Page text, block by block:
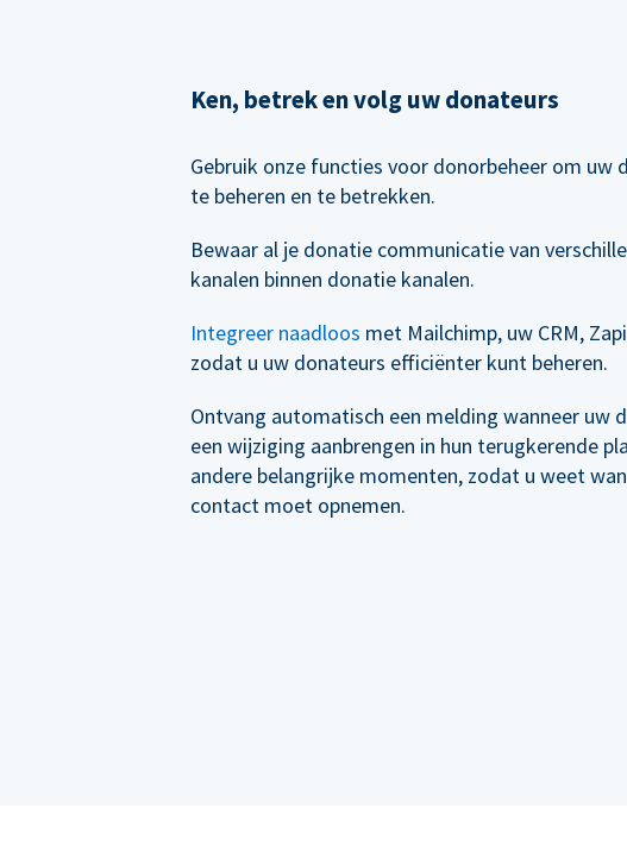
Ken, betrek en volg uw donateurs
Gebruik onze functies voor donorbeheer om uw
te beheren en te betrekken.
Bewaar al je donatie communicatie van
kanalen binnen donatie kanalen.
Integreer naadloos met Mailchimp, uw CRM,
zodat u uw donateurs efficiënter kunt beheren.
Ontvang automatisch een melding wanneer uw
een wijziging aanbrengen in hun terugkerende
andere belangrijke momenten, zodat u weet
contact moet opnemen.